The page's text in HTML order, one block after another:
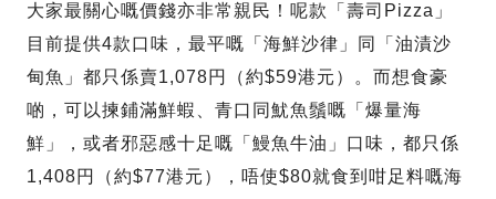
大家最關心嘅價錢亦非常親民！呢款「壽司Pizza」
目前提供4款口味，最平嘅「海鮮沙律」同「油漬沙
甸魚」都只係賣1,078円（約$59港元）。而想食豪
啲，可以揀鋪滿鮮蝦、青口同魷魚鬚嘅「爆量海
鮮」，或者邪惡感十足嘅「鰻魚牛油」口味，都只係
1,408円（約$77港元），唔使$80就食到咁足料嘅海